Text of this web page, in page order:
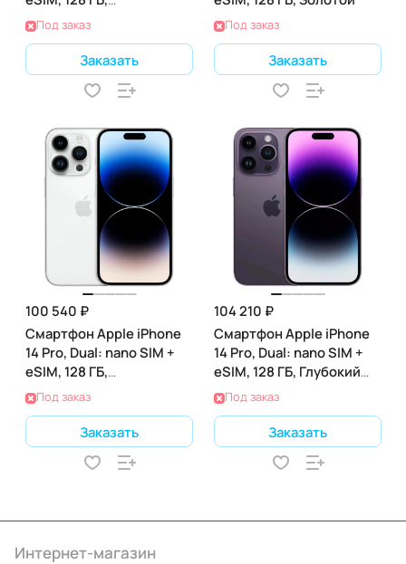
Космический Черный
Под заказ
Заказать
Под заказ
Заказать
100 540 ₽
Смартфон Apple iPhone
14 Pro, Dual: nano SIM +
eSIM, 128 ГБ,
Серебристый
Под заказ
Заказать
104 210 ₽
Смартфон Apple iPhone
14 Pro, Dual: nano SIM +
eSIM, 128 ГБ, Глубокий
фиолетовый
Под заказ
Заказать
Интернет-магазин